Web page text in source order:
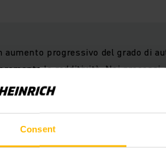
Consent
aumento progressivo del grado di
la redditività. Nei processi
distinguiamo tre
Nel seguente